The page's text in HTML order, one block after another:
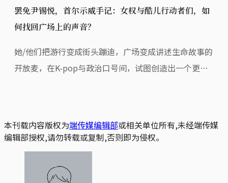
罢免尹锡悦，首尔示威手记：女权与酷儿行动者们，如
何找回广场上的声音？
她/他们把游行变成街头蹦迪，广场变成讲述生命故事的
开放麦，在K-pop与政治口号间，试图创造出一个更平
本刊载内容版权为端传媒编辑部或相关单位所有,未经端传媒
编辑部授权,请勿转载或复制,否则即为侵权。